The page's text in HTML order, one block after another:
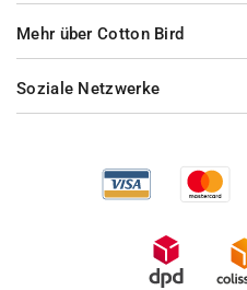
Mehr über Cotton Bird
Soziale Netzwerke